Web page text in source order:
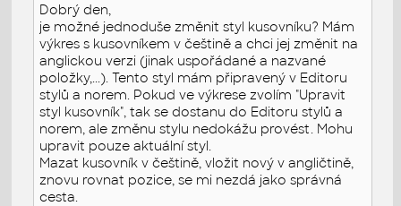
Dobrý den,
je možné jednoduše změnit styl kusovníku? Mám
výkres s kusovníkem v češtině a chci jej změnit na
anglickou verzi (jinak uspořádané a nazvané
položky,...). Tento styl mám připravený v Editoru
stylů a norem. Pokud ve výkrese zvolím "Upravit
styl kusovník", tak se dostanu do Editoru stylů a
norem, ale změnu stylu nedokážu provést. Mohu
upravit pouze aktuální styl.
Mazat kusovník v češtině, vložit nový v angličtině,
znovu rovnat pozice, se mi nezdá jako správná
cesta.